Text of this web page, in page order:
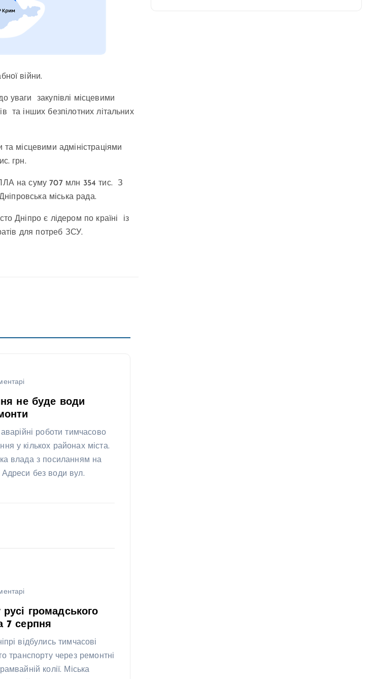
війни.
уваги закупівлі місцевими
та інших безпілотних літальних
місцевими адміністраціями
грн.
на суму 707 млн 354 тис. З
міська рада.
Дніпро є лідером по країні із
для потреб ЗСУ.
не буде води
роботи тимчасово
у кількох районах міста.
влада з посиланням на
без води вул.
громадського
7 серпня
відбулись тимчасові
транспорту через ремонтні
колії. Міська